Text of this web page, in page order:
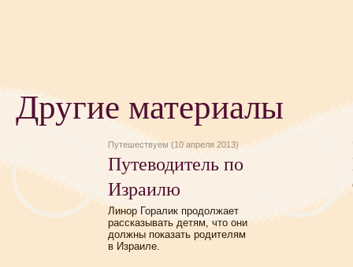
Другие материалы
Путешествуем (10 апреля 2013)
Путеводитель по
Израилю
Линор Горалик продолжает
рассказывать детям, что они
должны показать родителям
в Израиле.